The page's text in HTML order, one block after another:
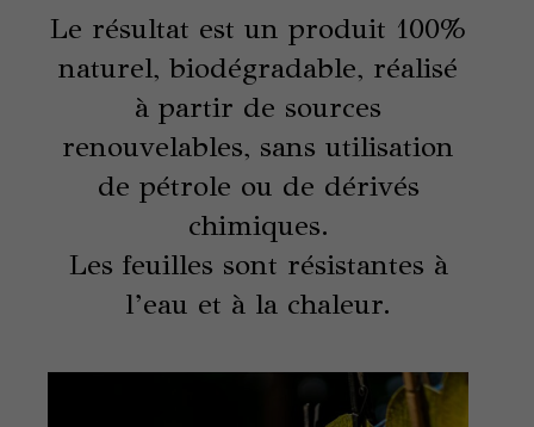
Le résultat est un produit 100%
naturel, biodégradable, réalisé
à partir de sources
renouvelables, sans utilisation
de pétrole ou de dérivés
chimiques.
Les feuilles sont résistantes à
l’eau et à la chaleur.